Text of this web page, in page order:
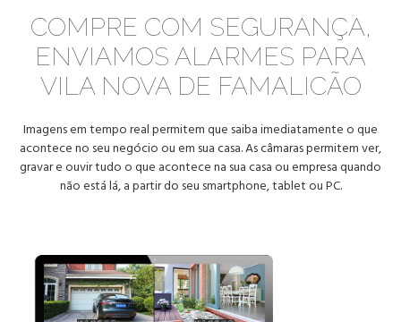
COMPRE COM SEGURANÇA,
ENVIAMOS ALARMES PARA
VILA NOVA DE FAMALICÃO
Imagens em tempo real permitem que saiba imediatamente o que
acontece no seu negócio ou em sua casa. As câmaras permitem ver,
gravar e ouvir tudo o que acontece na sua casa ou empresa quando
não está lá, a partir do seu smartphone, tablet ou PC.